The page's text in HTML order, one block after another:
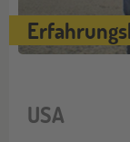
USA